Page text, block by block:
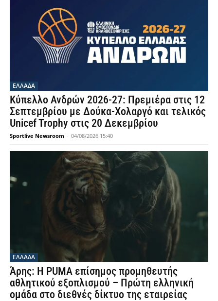
ΕΛΛΑΔΑ
Κύπελλο Ανδρών 2026-27: Πρεμιέρα στις 12
Σεπτεμβρίου με Δούκα-Χολαργό και τελικός
Unicef Trophy στις 20 Δεκεμβρίου
Sportlive Newsroom - 04/08/2026 15:40
ΕΛΛΑΔΑ
Άρης: Η PUMA επίσημος προμηθευτής
αθλητικού εξοπλισμού – Πρώτη ελληνική
ομάδα στο διεθνές δίκτυο της εταιρείας